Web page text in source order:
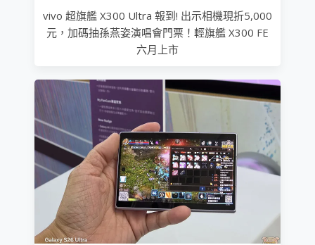
vivo 超旗艦 X300 Ultra 報到! 出示相機現折5,000
元，加碼抽孫燕姿演唱會門票！輕旗艦 X300 FE
六月上市